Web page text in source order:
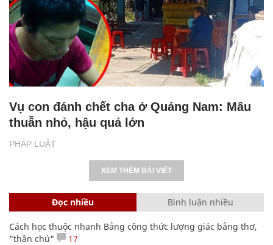
PHÁP LUẬT
Vụ con đánh chết cha ở Quảng Nam: Mâu
thuẫn nhỏ, hậu quả lớn
XEM THÊM BÀI VIẾT
Đọc nhiều Bình luận nhiều
Cách học thuộc nhanh Bảng công thức lượng giác bằng thơ,
"thần chú"
17